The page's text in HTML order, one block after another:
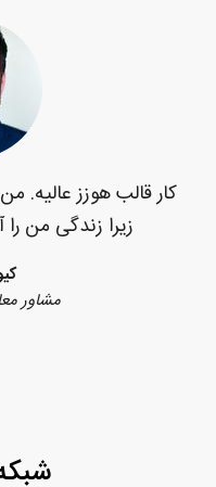
کار قالب هوزز عالیه.
زیرا زندگی من
مشاور
شبکه 3